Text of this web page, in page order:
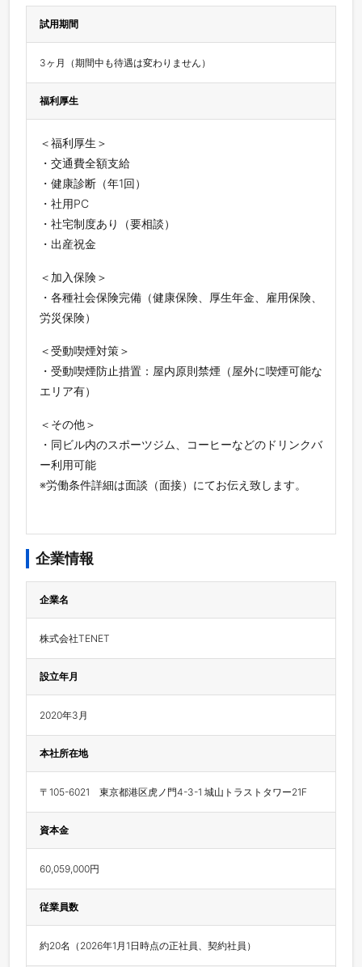
試用期間
3ヶ月（期間中も待遇は変わりません）
福利厚生
＜福利厚生＞
・交通費全額支給
・健康診断（年1回）
・社用PC
・社宅制度あり（要相談）
・出産祝金
＜加入保険＞
・各種社会保険完備（健康保険、厚生年金、雇用保険、
労災保険）
＜受動喫煙対策＞
・受動喫煙防止措置：屋内原則禁煙（屋外に喫煙可能な
エリア有）
＜その他＞
・同ビル内のスポーツジム、コーヒーなどのドリンクバ
ー利用可能
※労働条件詳細は面談（面接）にてお伝え致します。
企業情報
企業名
株式会社TENET
設立年月
2020年3月
本社所在地
〒105-6021　東京都港区虎ノ門4-3-1 城山トラストタワー21F
資本金
60,059,000円
従業員数
約20名（2026年1月1日時点の正社員、契約社員）